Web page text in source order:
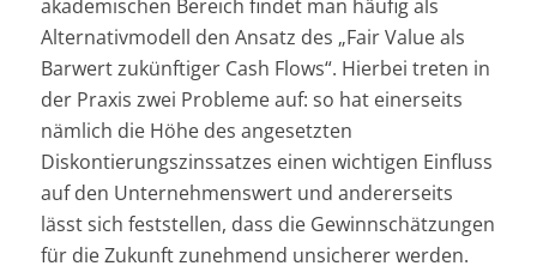
akademischen Bereich findet man häufig als
Alternativmodell den Ansatz des „Fair Value als
Barwert zukünftiger Cash Flows“. Hierbei treten in
der Praxis zwei Probleme auf: so hat einerseits
nämlich die Höhe des angesetzten
Diskontierungszinssatzes einen wichtigen Einfluss
auf den Unternehmenswert und andererseits
lässt sich feststellen, dass die Gewinnschätzungen
für die Zukunft zunehmend unsicherer werden.